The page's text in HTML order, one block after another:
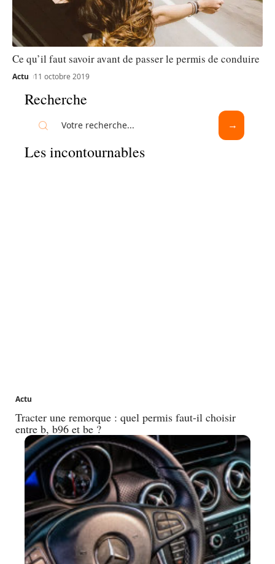
Ce qu’il faut savoir avant de passer le permis de conduire
Actu 11 octobre 2019
Recherche
Les incontournables
Actu
Tracter une remorque : quel permis faut-il choisir
entre b, b96 et be ?